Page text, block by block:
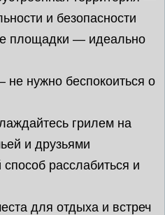
и безопасности
площадки — идеально
нужно беспокоиться о
грилем на
и друзьями
расслабиться и
для отдыха и встреч